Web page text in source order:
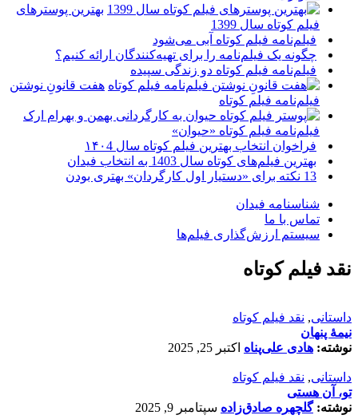
بهترین پوسترهای
فیلم کوتاه سال 1399
فیلم‌نامه فیلم کوتاه آبی می‌شود
چگونه یک فیلم‌نامه را برای تهیه‌کنندگان ارائه کنیم؟
فیلم‌نامه فیلم کوتاه دو زندگی سپیده
هفت قانونِ نوشتن
فیلم‌نامه فیلم کوتاه
فیلم‌نامه فیلم کوتاه «حیوان»
فراخوان انتخاب بهترین فیلم کوتاه سال ۱۴۰4
بهترین فیلم‌های کوتاه سال 1403 به انتخاب فیدان
13 نکته برای «دستیار اول کارگردان» بهتری بودن
شناسنامه فیدان
تماس با ما
سیستم ارزش‌گذاری فیلم‌ها
نقد فیلم کوتاه
داستانی, نقد فیلم کوتاه
نیمۀ پنهان
نوشته: هادی علی‌پناه اکتبر 25, 2025
داستانی, نقد فیلم کوتاه
تو، آن هستی
نوشته:گلچهره صادق‌زاده سپتامبر 9, 2025